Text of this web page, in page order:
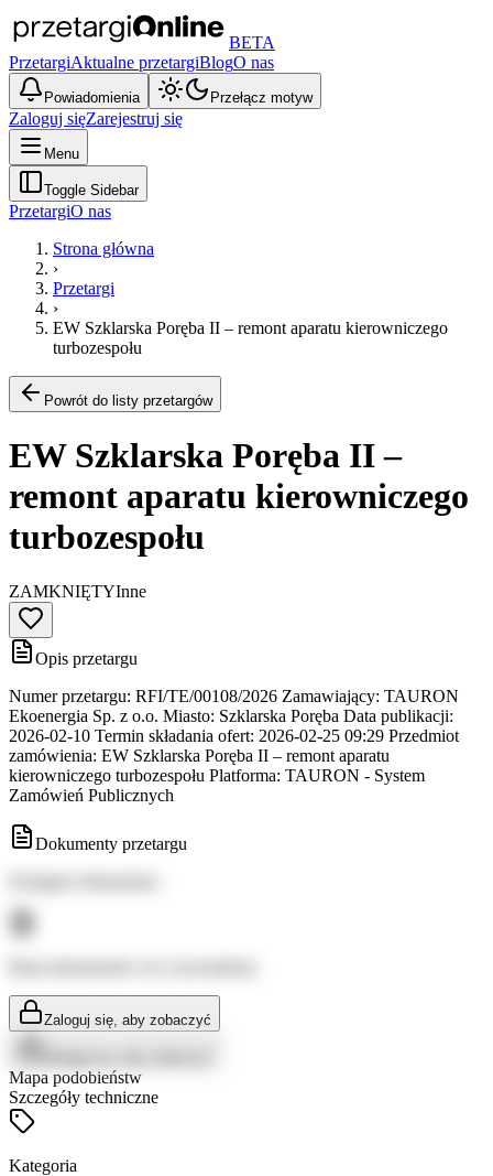
BETA
PrzetargiAktualne przetargiBlogO nas
Powiadomienia Przełącz motyw
Zaloguj sięZarejestruj się
Menu
Toggle Sidebar
PrzetargiO nas
Strona główna
›
Przetargi
›
EW Szklarska Poręba II – remont aparatu kierowniczego
turbozespołu
Powrót do listy przetargów
EW Szklarska Poręba II –
remont aparatu kierowniczego
turbozespołu
ZAMKNIĘTYInne
Opis przetargu
Numer przetargu: RFI/TE/00108/2026 Zamawiający: TAURON
Ekoenergia Sp. z o.o. Miasto: Szklarska Poręba Data publikacji:
2026-02-10 Termin składania ofert: 2026-02-25 09:29 Przedmiot
zamówienia: EW Szklarska Poręba II – remont aparatu
kierowniczego turbozespołu Platforma: TAURON - System
Zamówień Publicznych
Dokumenty przetargu
Zaloguj się, aby zobaczyć
Mapa podobieństw
Szczegóły techniczne
Kategoria